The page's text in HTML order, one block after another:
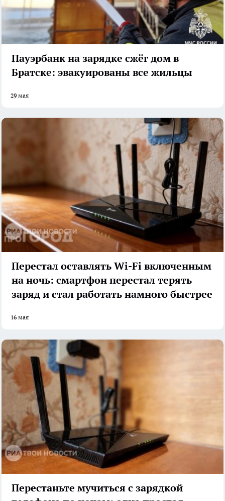
Пауэрбанк на зарядке сжёг дом в
Братске: эвакуированы все жильцы
29 мая
Перестал оставлять Wi-Fi включенным
на ночь: смартфон перестал терять
заряд и стал работать намного быстрее
16 мая
Перестаньте мучиться с зарядкой